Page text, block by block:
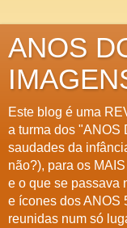
ANOS
Este blog é uma
a turma dos "ANOS
saudades da
não?), para os
e o que se passava
e ícones dos ANOS
reunidas num só